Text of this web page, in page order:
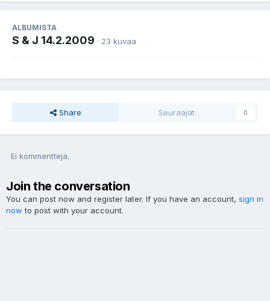
ALBUMISTA
S & J 14.2.2009 · 23 kuvaa
Share Seuraajat 0
Ei kommentteja.
Join the conversation
You can post now and register later. If you have an account, sign in
now to post with your account.